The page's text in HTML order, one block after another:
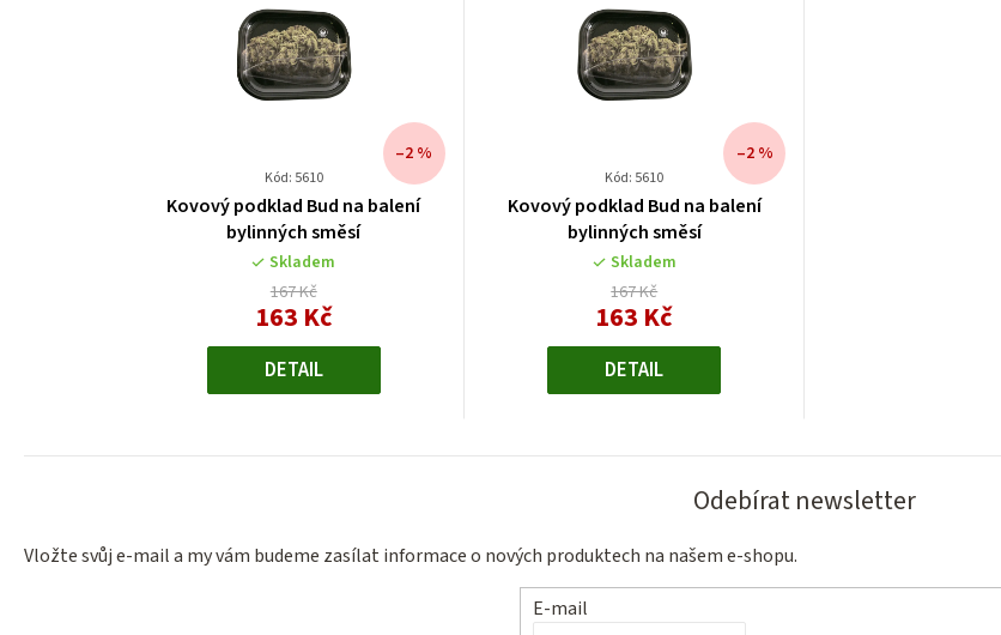
Kód: 5610
Kovový podklad Bud na balení
bylinných směsí
Skladem
167 Kč
–2 %
163 KčMěrná
DETAIL
Kód: 5610
Kovový podklad Bud na balení
bylinných směsí
Skladem
167 Kč
–2 %
163 KčMěrná
DETAIL
Odebírat newsletter
Vložte svůj e-mail a my vám budeme zasílat informace o nových produktech na našem e-shopu.
E-mail